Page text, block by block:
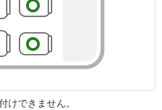
けできません。